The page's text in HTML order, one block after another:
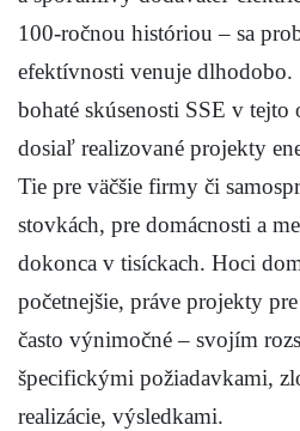
100-ročnou históriou – sa
efektívnosti venuje dlhodobo.
bohaté skúsenosti SSE v
dosiaľ realizované projekty
Tie pre väčšie firmy či
stovkách, pre domácnosti a
dokonca v tisíckach. Hoci
početnejšie, práve projekty
často výnimočné – svojím
špecifickými požiadavkami,
realizácie, výsledkami.